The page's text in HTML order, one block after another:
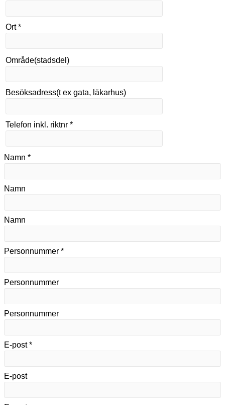
Ort *
Område(stadsdel)
Besöksadress(t ex gata, läkarhus)
Telefon inkl. riktnr *
Namn *
Namn
Namn
Personnummer *
Personnummer
Personnummer
E-post *
E-post